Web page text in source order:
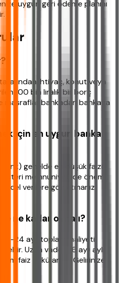
uygun geri ödeme planını
ihtiyaç, konut veya
100 bin liralık bir borç
masraflar bankadan bankaya
için en uygun banka
genelde en düşük faizi
memnuniyeti de önemli;
verilere göz atmanızı
ne kadar olmalı?
(12-24 ay) toplam maliyeti
Uzun vade (36 ay) aylık
faiz yükü artar. Gelirinize